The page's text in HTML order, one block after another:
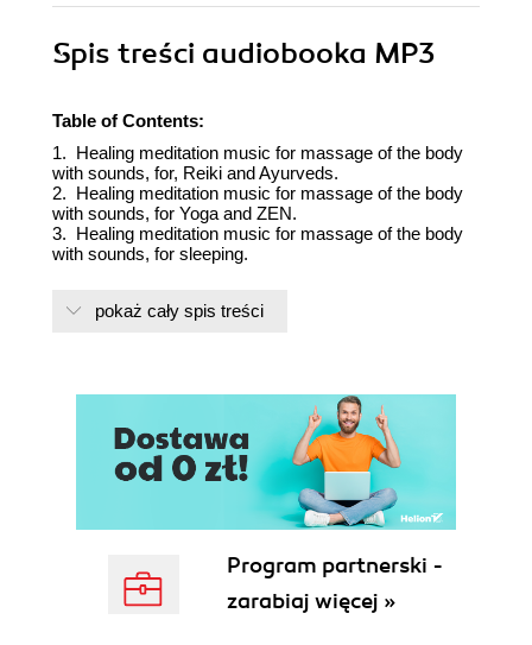
Spis treści audiobooka MP3
Table of Contents:
1. Healing meditation music for massage of the body
with sounds, for, Reiki and Ayurveds.
2. Healing meditation music for massage of the body
with sounds, for Yoga and ZEN.
3. Healing meditation music for massage of the body
with sounds, for sleeping.
Spis treści:
ciała dźwiękami, do jogi i ZEN.
3. Uzdrawiająca muzyka medytacyjna do masażu
ciała dźwiękami, do spania.
pokaż cały spis treści
Program partnerski -
zarabiaj więcej »